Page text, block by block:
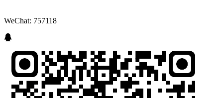
WeChat: 757118